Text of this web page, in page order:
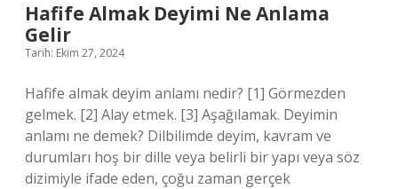
Hafife Almak Deyimi Ne Anlama
Gelir
Tarih: Ekim 27, 2024
Hafife almak deyim anlamı nedir? [1] Görmezden
gelmek. [2] Alay etmek. [3] Aşağılamak. Deyimin
anlamı ne demek? Dilbilimde deyim, kavram ve
durumları hoş bir dille veya belirli bir yapı veya söz
dizimiyle ifade eden, çoğu zaman gerçek